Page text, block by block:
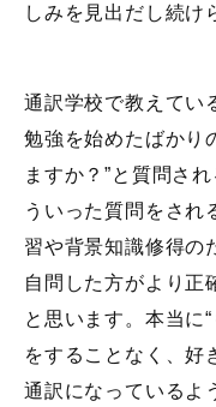
しみを見出だし続け
通訳学校で教えてい
勉強を始めたばかり
ますか？”と質問さ
ういった質問をされ
習や背景知識修得の
自問した方がより正
と思います。本当に
をすることなく、好
通訳になっているよ